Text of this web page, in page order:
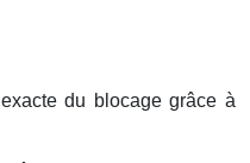
du blocage grâce à